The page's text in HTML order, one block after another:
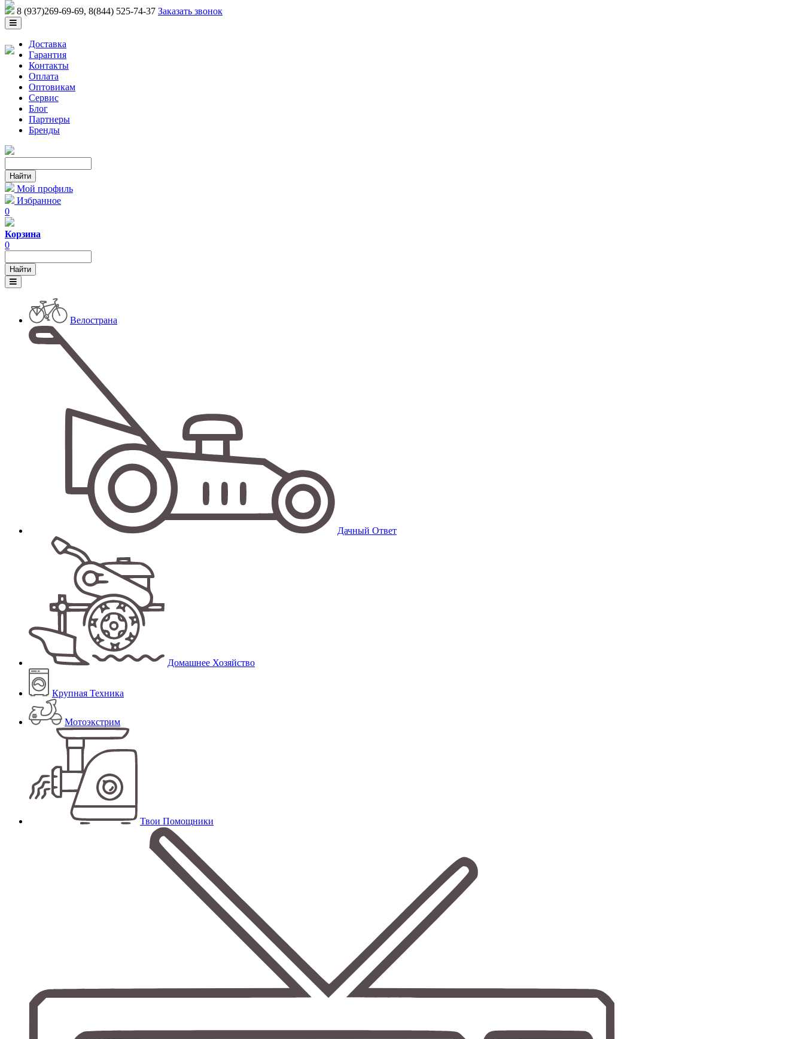
8 (937)269-69-69, 8(844) 525-74-37 Заказать звонок
Доставка
Гарантия
Контакты
Оплата
Оптовикам
Сервис
Блог
Партнеры
Бренды
Мой профиль
Избранное
0
Корзина
0
Велострана
Дачный Ответ
Домашнее Хозяйство
Крупная Техника
Мотоэкстрим
Твои Помощники